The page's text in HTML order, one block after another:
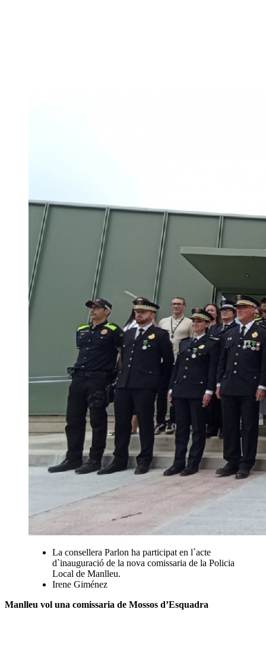
La consellera Parlon ha participat en l`acte
d`inauguració de la nova comissaria de la Policia
Local de Manlleu.
Irene Giménez
Manlleu vol una comissaria de Mossos d’Esquadra